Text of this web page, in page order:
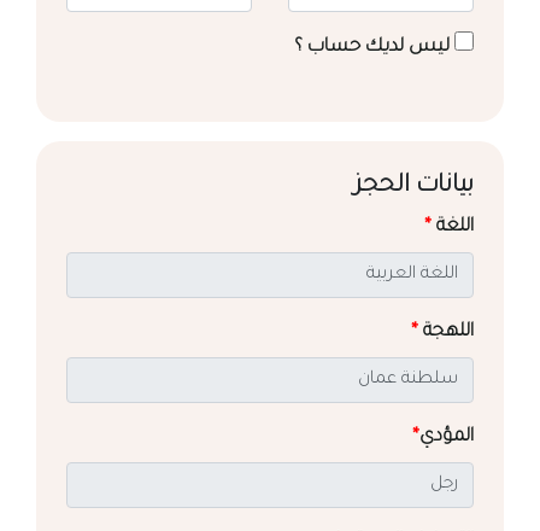
ليس لديك حساب ؟
بيانات الحجز
اللغة *
اللهجة *
المؤدي*